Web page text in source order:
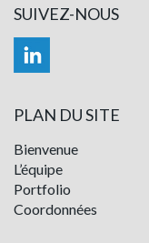
SUIVEZ-NOUS
PLAN DU SITE
Bienvenue
L’équipe
Portfolio
Coordonnées